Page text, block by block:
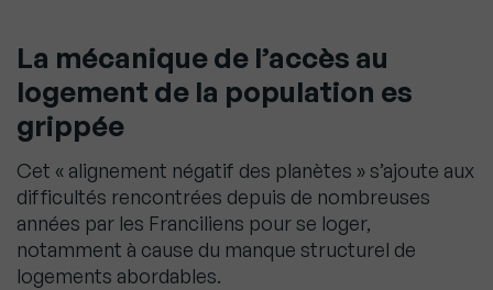
La mécanique de l’accès au
logement de la population es
grippée
Cet « alignement négatif des planètes » s’ajoute aux
difficultés rencontrées depuis de nombreuses
années par les Franciliens pour se loger,
notamment à cause du manque structurel de
logements abordables.